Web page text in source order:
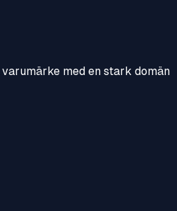
med en stark domän